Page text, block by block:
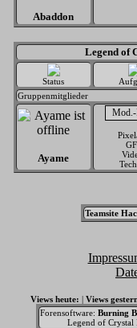
Abaddon
Legend of
Status
Gruppenmitglieder
Ayame
Teamsite
Views heute: | Views
Forensoftware: Burning
Legend of